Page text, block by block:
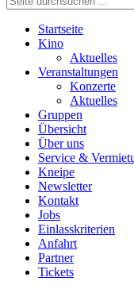
Startseite
Kino
Aktuelles
Veranstaltungen
Konzerte
Aktuelles
Gruppen
Übersicht
Über uns
Service &
Kneipe
Newsletter
Kontakt
Jobs
Einlasskriterien
Anfahrt
Partner
Tickets